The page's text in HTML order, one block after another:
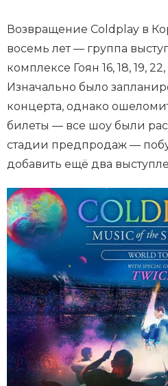
Возвращение Coldplay в
восемь лет — группа
комплексе Гоян 16, 18, 19,
Изначально было
концерта, однако
билеты — все шоу были
стадии предпродаж —
добавить ещё два